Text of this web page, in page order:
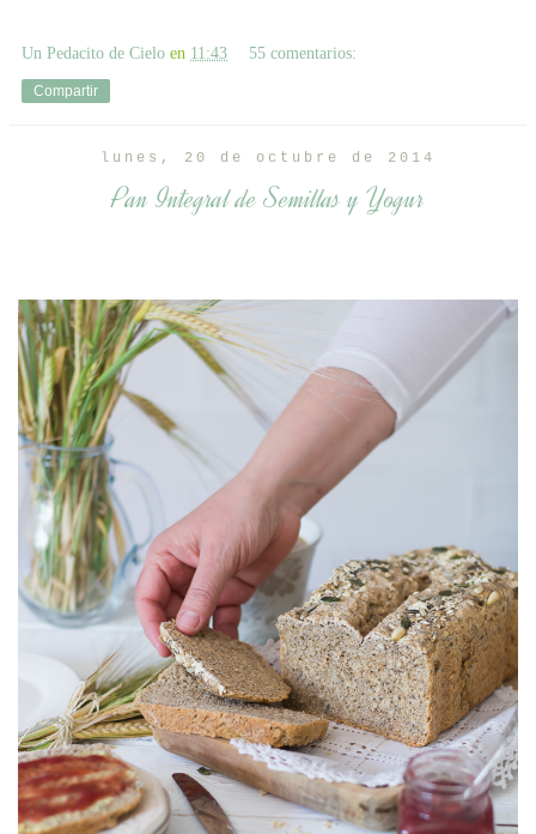
Un Pedacito de Cielo en 11:43 55 comentarios:
Compartir
lunes, 20 de octubre de 2014
Pan Integral de Semillas y Yogur